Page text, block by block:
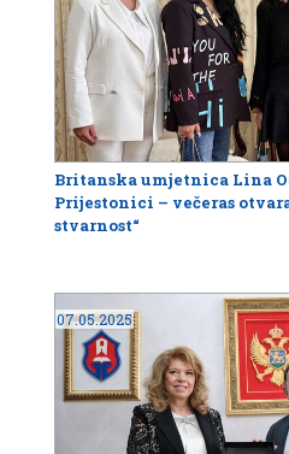
Britanska umjetnica Lina
Prijestonici – večeras
stvarnost“
07.05.2025